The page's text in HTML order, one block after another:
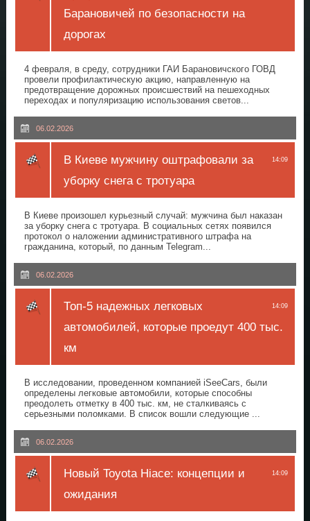
Барановичей по безопасности на
дорогах
4 февраля, в среду, сотрудники ГАИ Барановичского ГОВД
провели профилактическую акцию, направленную на
предотвращение дорожных происшествий на пешеходных
переходах и популяризацию использования светов...
06.02.2026
14:09
В Киеве мужчину оштрафовали за
уборку снега с тротуара
В Киеве произошел курьезный случай: мужчина был наказан
за уборку снега с тротуара. В социальных сетях появился
протокол о наложении административного штрафа на
гражданина, который, по данным Telegram...
06.02.2026
14:09
Топ-5 надежных легковых
автомобилей, которые проедут 400 тыс.
км
В исследовании, проведенном компанией iSeeCars, были
определены легковые автомобили, которые способны
преодолеть отметку в 400 тыс. км, не сталкиваясь с
серьезными поломками. В список вошли следующие ...
06.02.2026
14:09
Новый Toyota Hiace: концепции и
ожидания